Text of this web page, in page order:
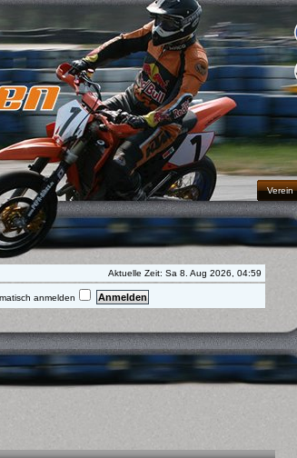
Verein
Aktuelle Zeit: Sa 8. Aug 2026, 04:59
anmelden